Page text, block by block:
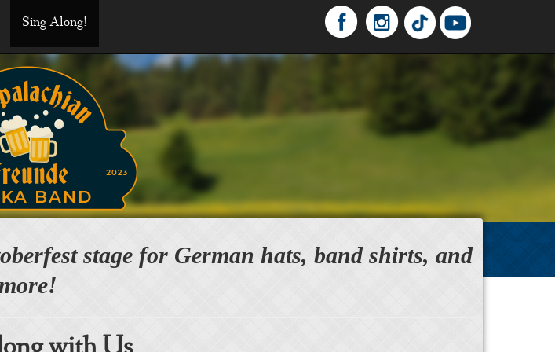
Sing Along!
stage for German hats, band shirts, and